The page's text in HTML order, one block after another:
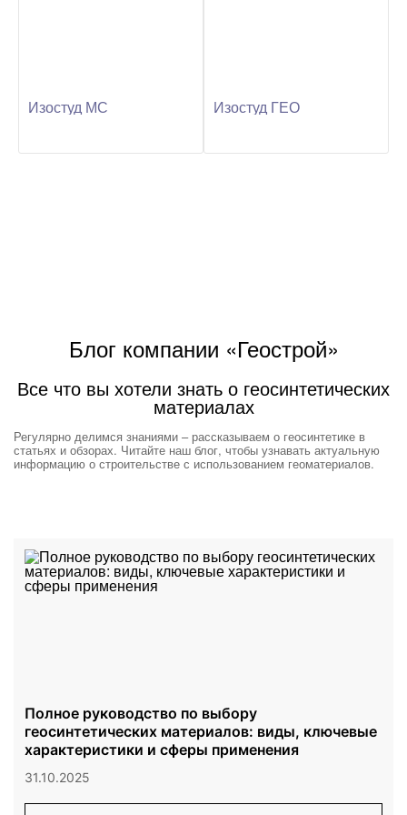
Изостуд МС Изостуд ГЕО
Блог компании «Геострой»
Все что вы хотели знать о геосинтетических
материалах
Регулярно делимся знаниями – рассказываем о геосинтетике в
статьях и обзорах. Читайте наш блог, чтобы узнавать актуальную
информацию о строительстве с использованием геоматериалов.
Полное руководство по выбору
геосинтетических материалов: виды, ключевые
характеристики и сферы применения
31.10.2025